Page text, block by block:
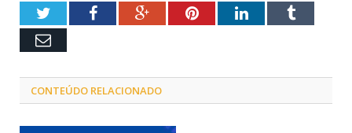
TwitterFacebookGoogle+PinterestLinkedInTumblr
Email
CONTEÚDO RELACIONADO